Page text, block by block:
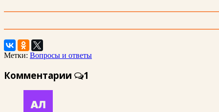
Метки: Вопросы и ответы
Комментарии 1